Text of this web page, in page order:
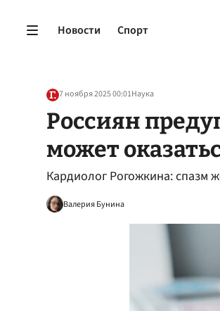
Новости Спорт
7 ноября 2025 00:01Наука
Россиян
может
Кардиолог Рогожкина: спазм
Валерия Бунина